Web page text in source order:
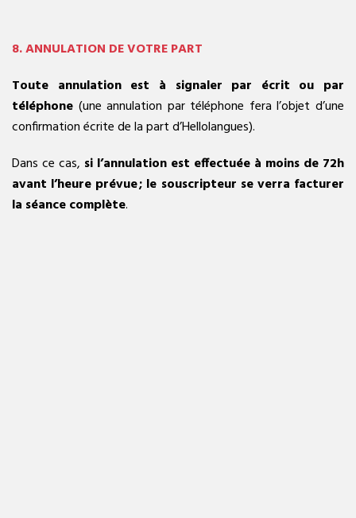
8. ANNULATION DE VOTRE PART
Toute annulation est à signaler par écrit ou par
téléphone (une annulation par téléphone fera l’objet d’une
confirmation écrite de la part d’Hellolangues).
Dans ce cas, si l’annulation est effectuée à moins de 72h
avant l’heure prévue ; le souscripteur se verra facturer
la séance complète.